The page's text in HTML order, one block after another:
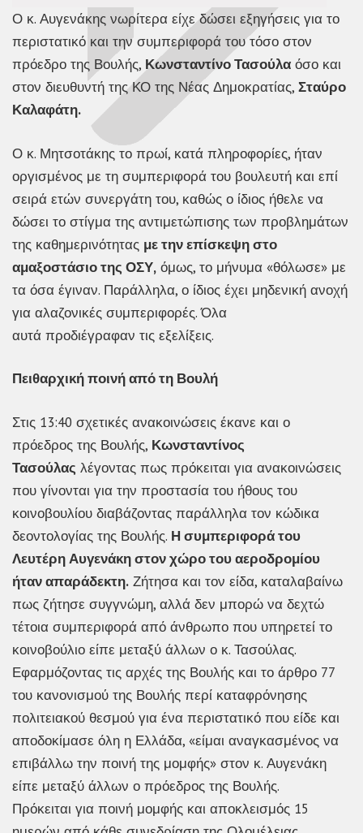
Ο κ. Αυγενάκης νωρίτερα είχε δώσει εξηγήσεις για το
περιστατικό και την συμπεριφορά του τόσο στον
πρόεδρο της Βουλής, Κωνσταντίνο Τασούλα όσο και
στον διευθυντή της ΚΟ της Νέας Δημοκρατίας, Σταύρο
Καλαφάτη.
Ο κ. Μητσοτάκης το πρωί, κατά πληροφορίες, ήταν
οργισμένος με τη συμπεριφορά του βουλευτή και επί
σειρά ετών συνεργάτη του, καθώς ο ίδιος ήθελε να
δώσει το στίγμα της αντιμετώπισης των προβλημάτων
της καθημερινότητας με την επίσκεψη στο
αμαξοστάσιο της ΟΣΥ, όμως, το μήνυμα «θόλωσε» με
τα όσα έγιναν. Παράλληλα, ο ίδιος έχει μηδενική ανοχή
για αλαζονικές συμπεριφορές. Όλα
αυτά προδιέγραφαν τις εξελίξεις.
Πειθαρχική ποινή από τη Βουλή
Στις 13:40 σχετικές ανακοινώσεις έκανε και ο
πρόεδρος της Βουλής, Κωνσταντίνος
Τασούλας λέγοντας πως πρόκειται για ανακοινώσεις
που γίνονται για την προστασία του ήθους του
κοινοβουλίου διαβάζοντας παράλληλα τον κώδικα
δεοντολογίας της Βουλής. Η συμπεριφορά του
Λευτέρη Αυγενάκη στον χώρο του αεροδρομίου
ήταν απαράδεκτη. Ζήτησα και τον είδα, καταλαβαίνω
πως ζήτησε συγγνώμη, αλλά δεν μπορώ να δεχτώ
τέτοια συμπεριφορά από άνθρωπο που υπηρετεί το
κοινοβούλιο είπε μεταξύ άλλων ο κ. Τασούλας.
Εφαρμόζοντας τις αρχές της Βουλής και το άρθρο 77
του κανονισμού της Βουλής περί καταφρόνησης
πολιτειακού θεσμού για ένα περιστατικό που είδε και
αποδοκίμασε όλη η Ελλάδα, «είμαι αναγκασμένος να
επιβάλλω την ποινή της μομφής» στον κ. Αυγενάκη
είπε μεταξύ άλλων ο πρόεδρος της Βουλής.
Πρόκειται για ποινή μομφής και αποκλεισμός 15